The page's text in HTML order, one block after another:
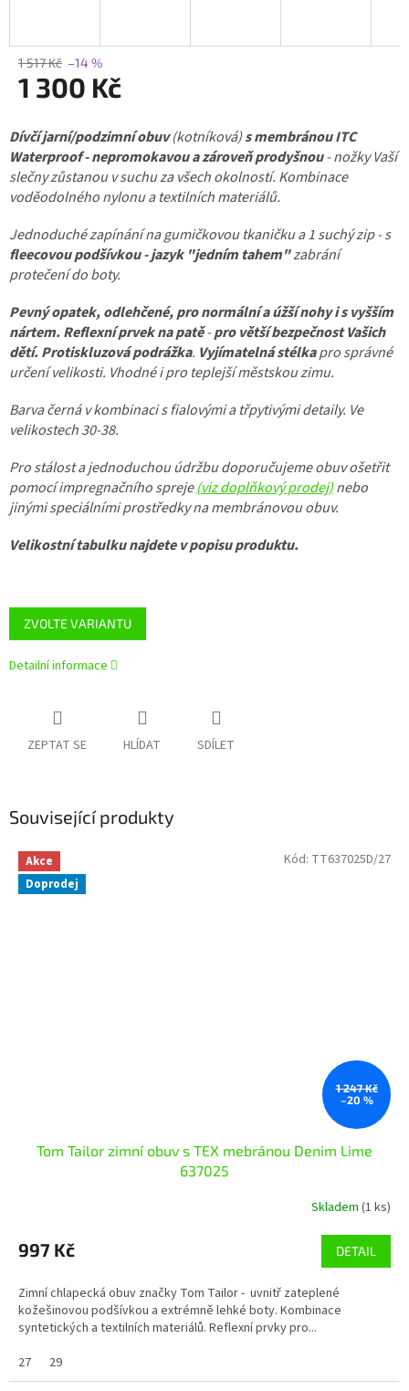
1 517 Kč –14 %
1 300 Kč
cena:
ZVOLTE VARIANTU
Dívčí jarní/podzimní obuv(kotníková)s membránou ITC
Waterproof - nepromokavou a zároveň prodyšnou- nožky Vaší
slečny zůstanou v suchu za všech okolností. Kombinace
voděodolného nylonu a textilních materiálů.
Jednoduché zapínání na gumičkovou tkaničku a 1 suchý zip - s
fleecovou podšívkou - jazyk "jedním tahem"zabrání
protečení do boty.
Pevný opatek, odlehčené, pro normální a úžší nohy i s vyšším
nártem.Reflexní prvek na patě-pro větší bezpečnost Vašich
dětí. Protiskluzová podrážka. Vyjímatelná stélkapro správné
určení velikosti. Vhodné i pro teplejší městskou zimu.
Barva černá v kombinaci s fialovými a třpytivými detaily. Ve
velikostech 30-38.
Pro stálost a jednoduchou údržbu doporučujeme obuv ošetřit
pomocí impregnačního spreje(viz doplňkový prodej)nebo
jinými speciálními prostředky na membránovou obuv.
Velikostní tabulku najdete v popisu produktu.
Detailní informace
ZEPTAT SE HLÍDAT SDÍLET
Související produkty
Akce
Doprodej
1 247 Kč
–20 %
Tom Tailor zimní obuv s TEX mebránou Denim Lime
637025
Skladem (1 ks)
997 Kč DETAIL
Zimní chlapecká obuv značky Tom Tailor - uvnitř zateplené
kožešinovou podšívkou a extrémně lehké boty. Kombinace
syntetických a textilních materiálů. Reflexní prvky pro...
27
29
Kód: TT637025D/27